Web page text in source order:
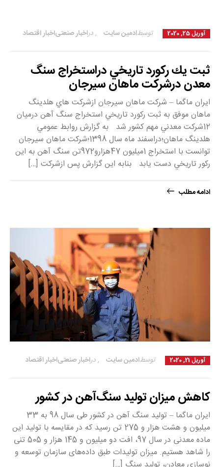
آوریل 25, 2020 ادمین سایتتوسط اخبار اقتصاد , اخبار صنعتیدر
ثبت يك ركورد تاريخي دراستخراج سنگ
معدن درشركت ماهان سيرجان
ایران ماگما – شركت ماهان سيرجان ازشركت هاي هلدينگ
ماهان موفق به ثبت ركورد تاريخي استخراج سنگ آهن درميان
12شركت معدني مهم كشور شد به گزارش روابط عمومي
هلدينگ ماهان؛دراسفند ماه سال 1398؛شركت ماهان سيرجان
توانست با استخراج 1ميليون 47هزارو972تن سنگ آهن به اين
ركور تاريخي دست یابد بنابه اين گزارش پس ازشركت […]
ادامه مطلب
آوریل 21, 2020 ادمین سایتتوسط اخبار اقتصاد , اخبار صنعتیدر
کاهش میزان تولید سنگ‌آهن در کشور
ایران ماگما – تولید سنگ آهن در کشور طی سال 98 به 33
میلیون و هشت هزار و 275 تن رسید که در مقایسه با تولید این
ماده معدنی در سال 97، افت دو میلیون و 145 هزار و 505 تنی
را شاهد هستیم. میزان تولیدات طبق داده‌های سازمان توسعه و